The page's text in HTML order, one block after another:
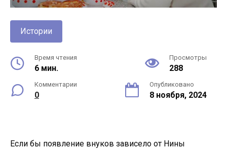
Истории
Время чтения
6 мин.
Просмотры
288
Комментарии
0
Опубликовано
8 ноября, 2024
Если бы появление внуков зависело от Нины